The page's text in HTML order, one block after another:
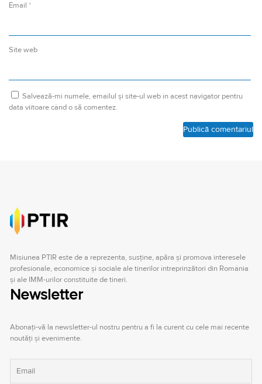
Email *
Site web
Salvează-mi numele, emailul și site-ul web în acest navigator pentru
data viitoare când o să comentez.
Misiunea PTIR este de a reprezenta, susţine, apăra şi promova interesele
profesionale, economice şi sociale ale tinerilor întreprinzători din România
şi ale IMM-urilor constituite de tineri.
Newsletter
Abonați-vă la newsletter-ul nostru pentru a fi la curent cu cele mai recente
noutăți și evenimente.